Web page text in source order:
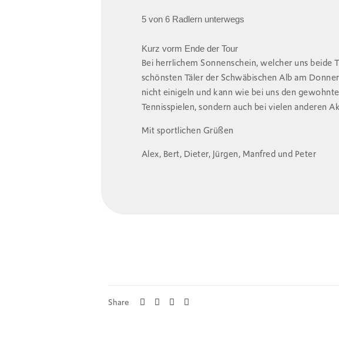
5 von 6 Radlern unterwegs
Kurz vorm Ende der Tour
Bei herrlichem Sonnenschein, welcher uns beide
schönsten Täler der Schwäbischen Alb am
nicht einigeln und kann wie bei uns den
Tennisspielen, sondern auch bei vielen anderen
Mit sportlichen Grüßen
Alex, Bert, Dieter, Jürgen, Manfred und Peter
Share